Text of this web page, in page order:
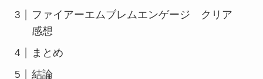
ファイアーエムブレムエンゲージ クリア
感想
まとめ
結論